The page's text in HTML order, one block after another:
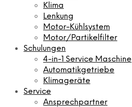
Klima
Lenkung
Motor-Kühlsystem
Motor/Partikelfilter
Schulungen
4-in-1 Service Maschine
Automatikgetriebe
Klimageräte
Service
Ansprechpartner